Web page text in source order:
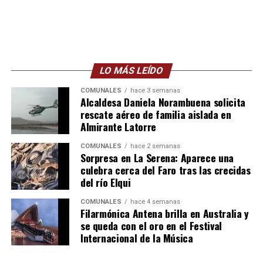
LO MÁS LEÍDO
COMUNALES hace 3 semanas
Alcaldesa Daniela Norambuena solicita
rescate aéreo de familia aislada en
Almirante Latorre
COMUNALES hace 2 semanas
Sorpresa en La Serena: Aparece una
culebra cerca del Faro tras las crecidas
del río Elqui
COMUNALES hace 4 semanas
Filarmónica Antena brilla en Australia y
se queda con el oro en el Festival
Internacional de la Música